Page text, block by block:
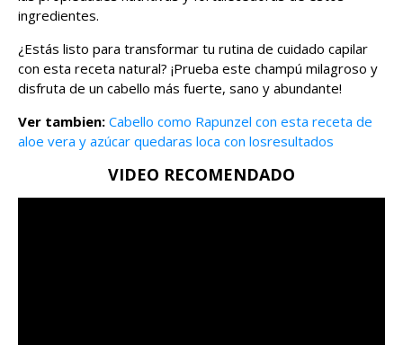
ingredientes.
¿Estás listo para transformar tu rutina de cuidado capilar
con esta receta natural? ¡Prueba este champú milagroso y
disfruta de un cabello más fuerte, sano y abundante!
Ver tambien: Cabello como Rapunzel con esta receta de
aloe vera y azúcar quedaras loca con losresultados
VIDEO RECOMENDADO